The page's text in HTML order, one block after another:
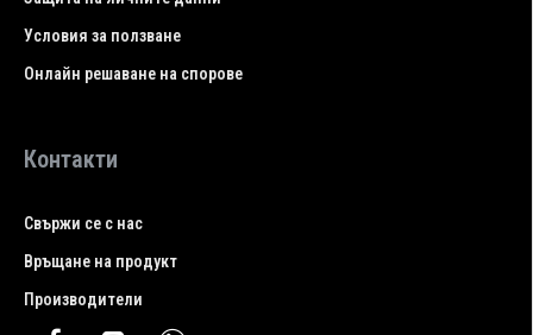
Условия за ползване
Онлайн решаване на спорове
Контакти
Свържи се с нас
Връщане на продукт
Производители